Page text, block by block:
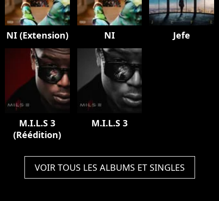
NI (Extension) NI Jefe
M.I.L.S 3
(Réédition)
M.I.L.S 3
VOIR TOUS LES ALBUMS ET SINGLES